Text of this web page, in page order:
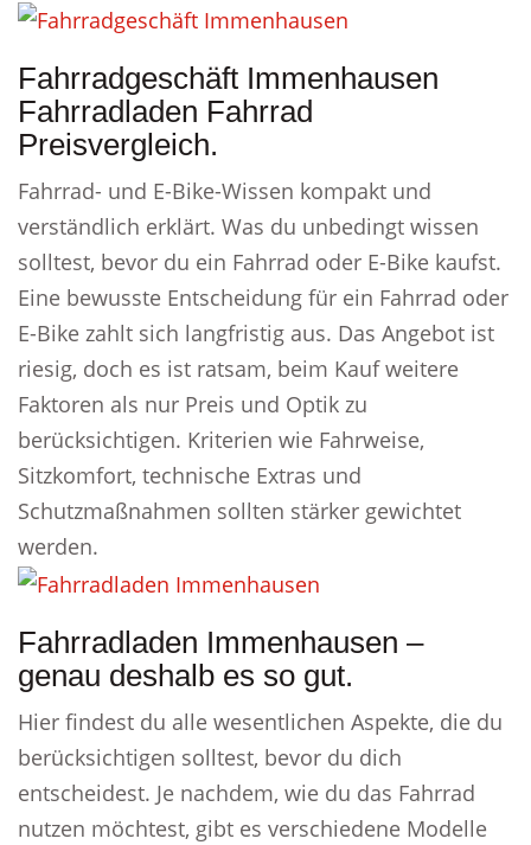
Fahrradgeschäft Immenhausen
Fahrradladen Fahrrad
Preisvergleich.
Fahrrad- und E-Bike-Wissen kompakt und
verständlich erklärt. Was du unbedingt wissen
solltest, bevor du ein Fahrrad oder E-Bike kaufst.
Eine bewusste Entscheidung für ein Fahrrad oder
E-Bike zahlt sich langfristig aus. Das Angebot ist
riesig, doch es ist ratsam, beim Kauf weitere
Faktoren als nur Preis und Optik zu
berücksichtigen. Kriterien wie Fahrweise,
Sitzkomfort, technische Extras und
Schutzmaßnahmen sollten stärker gewichtet
werden.
Fahrradladen Immenhausen –
genau deshalb es so gut.
Hier findest du alle wesentlichen Aspekte, die du
berücksichtigen solltest, bevor du dich
entscheidest. Je nachdem, wie du das Fahrrad
nutzen möchtest, gibt es verschiedene Modelle